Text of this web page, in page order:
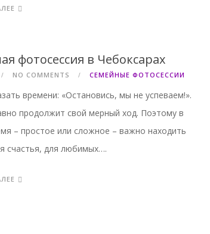
фотосессия в Чебоксарах
NO COMMENTS СЕМЕЙНЫЕ ФОТОСЕССИИ
времени: «Остановись, мы не успеваем!».
продолжит свой мерный ход. Поэтому в
– простое или сложное – важно находить
счастья, для любимых….